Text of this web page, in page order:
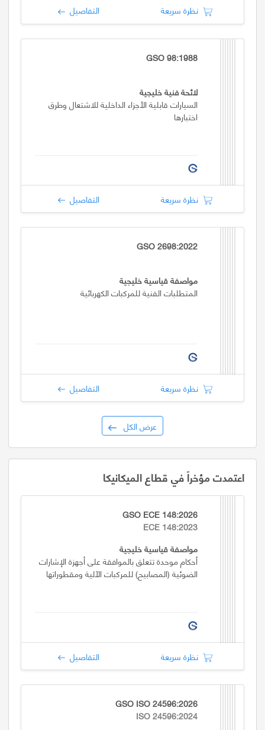
نظرة سريعة التفاصيل
GSO 98:1988
لائحة فنية خليجية
السيارات قابلية الأجزاء الداخلية للاشتعال وطرق
اختبارها
نظرة سريعة التفاصيل
GSO 2698:2022
مواصفة قياسية خليجية
المتطلبات الفنية للمركبات الكهربائية
نظرة سريعة التفاصيل
عرض الكل
اعتمدت مؤخراً في قطاع الميكانيكا
GSO ECE 148:2026
ECE 148:2023
مواصفة قياسية خليجية
أحكام موحدة تتعلق بالموافقة على أجهزة الإشارات
الضوئية (المصابيح) للمركبات الآلية ومقطوراتها
نظرة سريعة التفاصيل
GSO ISO 24596:2026
ISO 24596:2024